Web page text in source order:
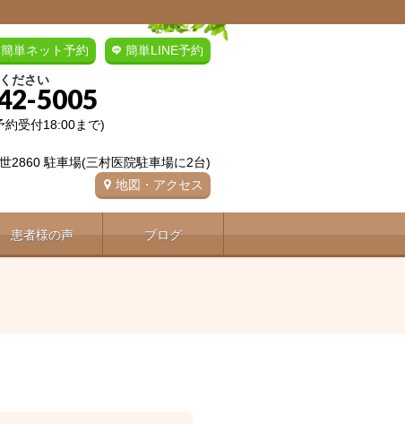
簡単LINE予約
簡単ネット予約
ださい
5005
約受付18:00まで)
2860 駐車場(三村医院駐車場に2台)
地図・アクセス
患者様の声 ブログ